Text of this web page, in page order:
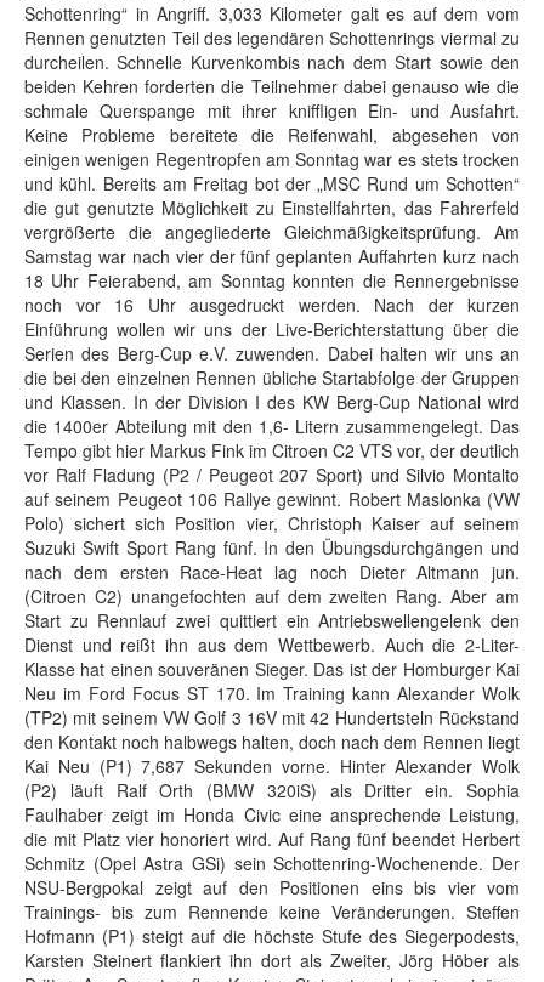
Schottenring“ in Angriff. 3,033 Kilometer galt es auf dem vom
Rennen genutzten Teil des legendären Schottenrings viermal zu
durcheilen. Schnelle Kurvenkombis nach dem Start sowie den
beiden Kehren forderten die Teilnehmer dabei genauso wie die
schmale Querspange mit ihrer kniffligen Ein- und Ausfahrt.
Keine Probleme bereitete die Reifenwahl, abgesehen von
einigen wenigen Regentropfen am Sonntag war es stets trocken
und kühl. Bereits am Freitag bot der „MSC Rund um Schotten“
die gut genutzte Möglichkeit zu Einstellfahrten, das Fahrerfeld
vergrößerte die angegliederte Gleichmäßigkeitsprüfung. Am
Samstag war nach vier der fünf geplanten Auffahrten kurz nach
18 Uhr Feierabend, am Sonntag konnten die Rennergebnisse
noch vor 16 Uhr ausgedruckt werden. Nach der kurzen
Einführung wollen wir uns der Live-Berichterstattung über die
Serien des Berg-Cup e.V. zuwenden. Dabei halten wir uns an
die bei den einzelnen Rennen übliche Startabfolge der Gruppen
und Klassen. In der Division I des KW Berg-Cup National wird
die 1400er Abteilung mit den 1,6- Litern zusammengelegt. Das
Tempo gibt hier Markus Fink im Citroen C2 VTS vor, der deutlich
vor Ralf Fladung (P2 / Peugeot 207 Sport) und Silvio Montalto
auf seinem Peugeot 106 Rallye gewinnt. Robert Maslonka (VW
Polo) sichert sich Position vier, Christoph Kaiser auf seinem
Suzuki Swift Sport Rang fünf. In den Übungsdurchgängen und
nach dem ersten Race-Heat lag noch Dieter Altmann jun.
(Citroen C2) unangefochten auf dem zweiten Rang. Aber am
Start zu Rennlauf zwei quittiert ein Antriebswellengelenk den
Dienst und reißt ihn aus dem Wettbewerb. Auch die 2-Liter-
Klasse hat einen souveränen Sieger. Das ist der Homburger Kai
Neu im Ford Focus ST 170. Im Training kann Alexander Wolk
(TP2) mit seinem VW Golf 3 16V mit 42 Hundertsteln Rückstand
den Kontakt noch halbwegs halten, doch nach dem Rennen liegt
Kai Neu (P1) 7,687 Sekunden vorne. Hinter Alexander Wolk
(P2) läuft Ralf Orth (BMW 320iS) als Dritter ein. Sophia
Faulhaber zeigt im Honda Civic eine ansprechende Leistung,
die mit Platz vier honoriert wird. Auf Rang fünf beendet Herbert
Schmitz (Opel Astra GSi) sein Schottenring-Wochenende. Der
NSU-Bergpokal zeigt auf den Positionen eins bis vier vom
Trainings- bis zum Rennende keine Veränderungen. Steffen
Hofmann (P1) steigt auf die höchste Stufe des Siegerpodests,
Karsten Steinert flankiert ihn dort als Zweiter, Jörg Höber als